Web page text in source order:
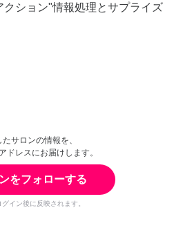
クション"情報処理とサプライズ
サロンの情報を、
ドレスにお届けします。
をフォローする
イン後に反映されます。